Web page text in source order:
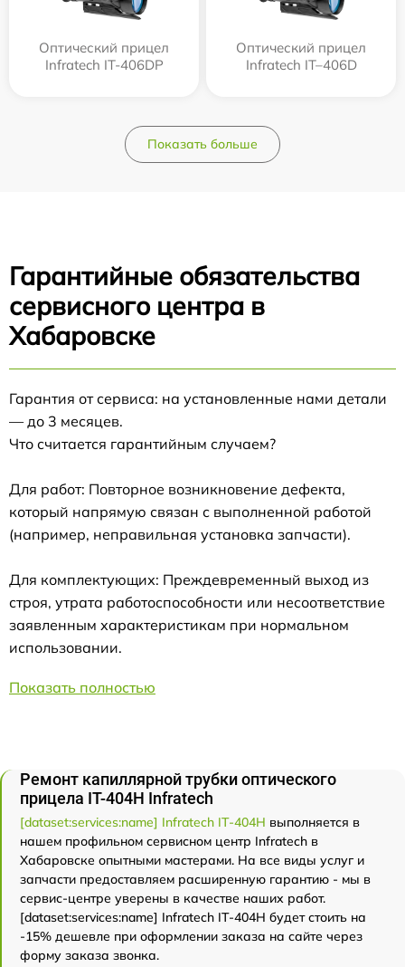
Оптический прицел
Infratech IT-406DP
Оптический прицел
Infratech IT–406D
Показать больше
Гарантийные обязательства
сервисного центра в
Хабаровске
Гарантия от сервиса: на установленные нами детали
— до 3 месяцев.
Что считается гарантийным случаем?
Для работ: Повторное возникновение дефекта,
который напрямую связан с выполненной работой
(например, неправильная установка запчасти).
Для комплектующих: Преждевременный выход из
строя, утрата работоспособности или несоответствие
заявленным характеристикам при нормальном
использовании.
Показать полностью
Ремонт капиллярной трубки оптического
прицела IT-404H Infratech
[dataset:services:name] Infratech IT-404H выполняется в
нашем профильном сервисном центр Infratech в
Хабаровске опытными мастерами. На все виды услуг и
запчасти предоставляем расширенную гарантию - мы в
сервис-центре уверены в качестве наших работ.
[dataset:services:name] Infratech IT-404H будет стоить на
-15% дешевле при оформлении заказа на сайте через
форму заказа звонка.